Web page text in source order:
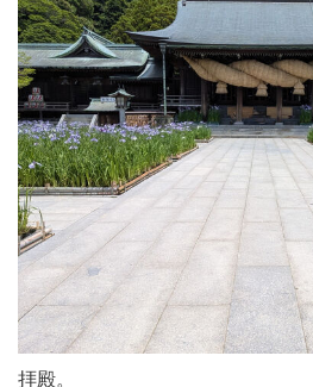
拝殿。